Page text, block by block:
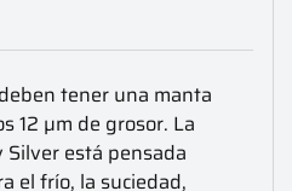
tener una manta
12 µm de grosor. La
está pensada
el frío, la suciedad,